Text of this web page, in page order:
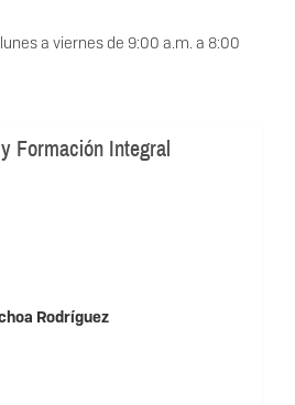
a viernes de 9:00 a.m. a 8:00
Formación Integral
Rodríguez